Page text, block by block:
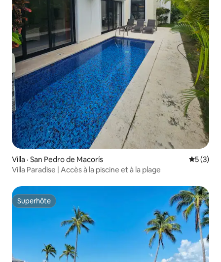
Villa · San Pedro de Macorís Note
5 (3)
Villa Paradise | Accès à la piscine et à la plage
Superhôte
Superhôte